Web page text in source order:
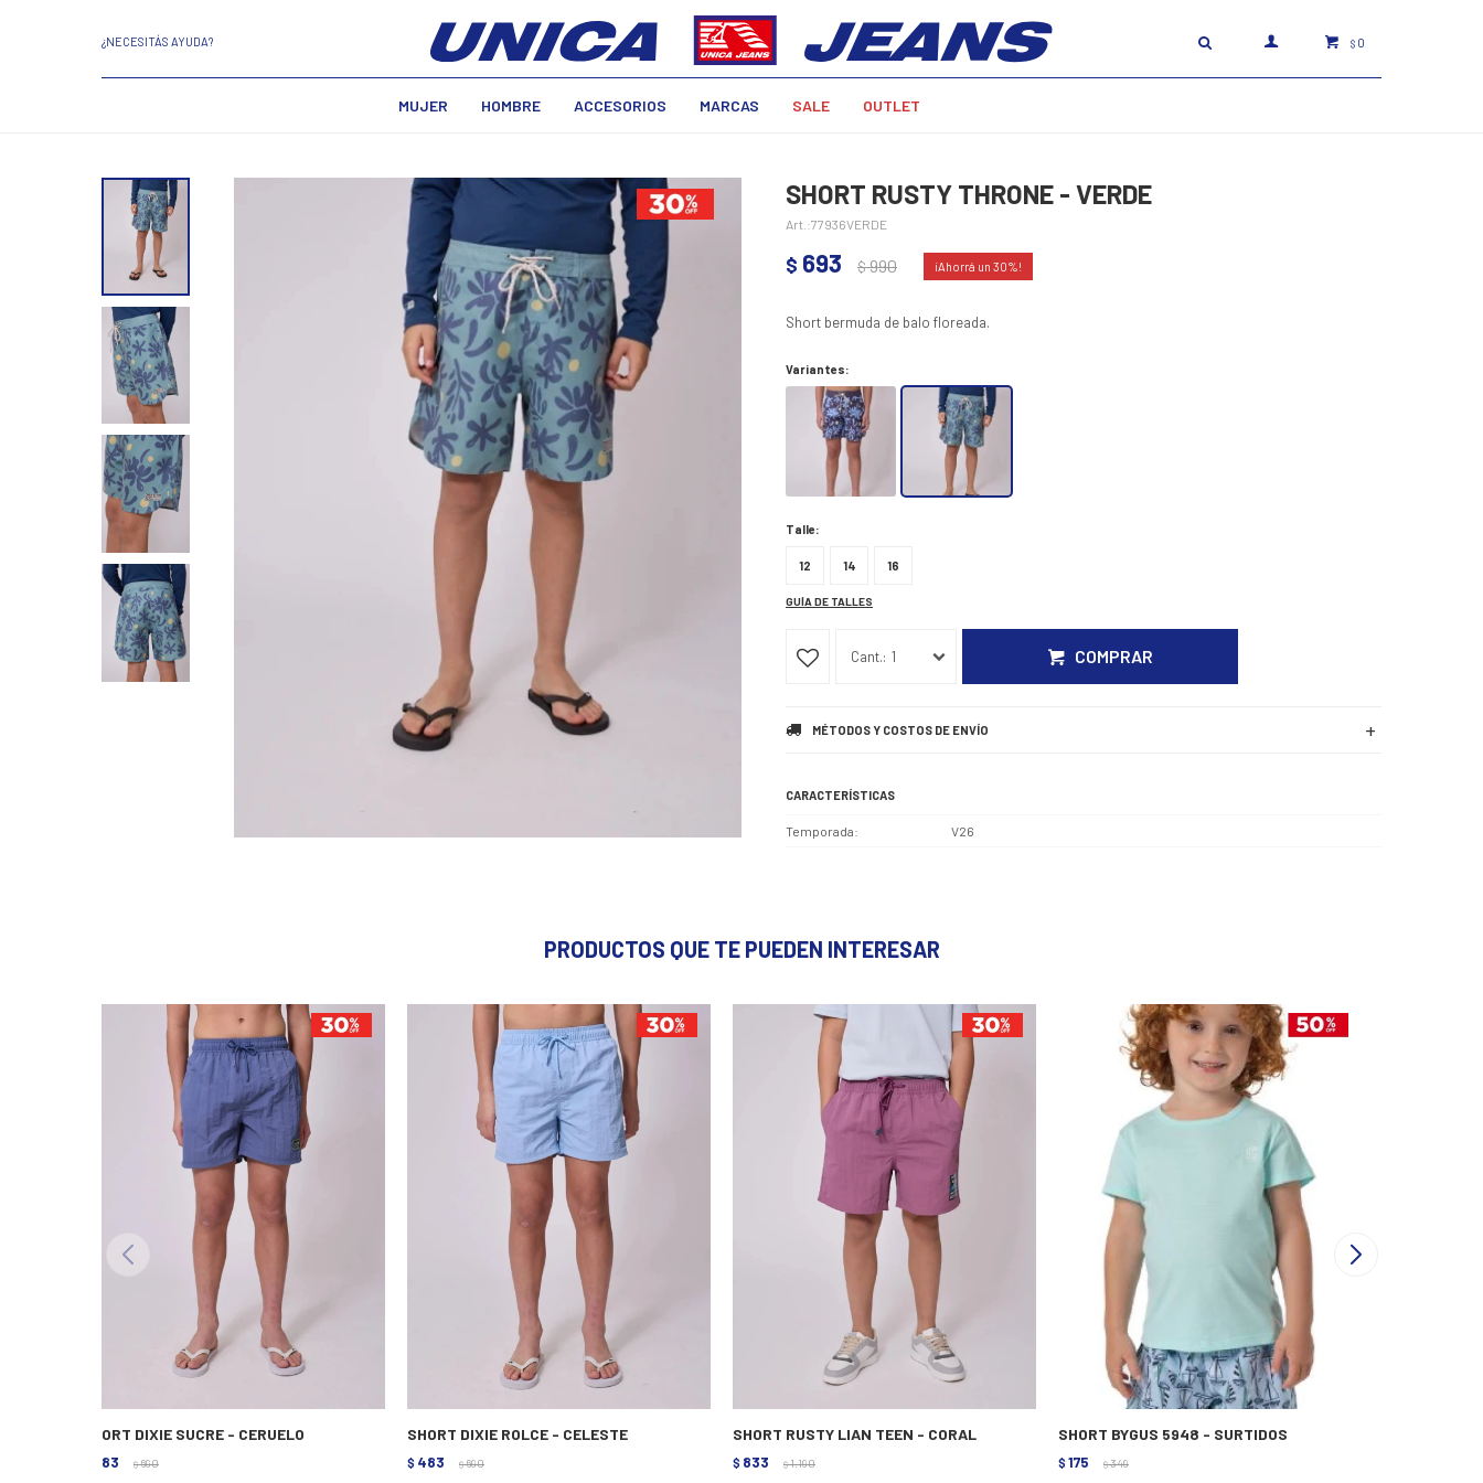
MUJER HOMBRE ACCESORIOS MARCAS SALE OUTLET
$ 0
¿NECESITÁS AYUDA?
SHORT RUSTY THRONE - VERDE
77936VERDE
$ 693 $990 30
Short bermuda de balo floreada.
Variantes:
Talle:
12 14 16
GUÍA DE TALLES
1 COMPRAR
MÉTODOS Y COSTOS DE ENVÍO
CARACTERÍSTICAS
Temporada V26
PRODUCTOS QUE TE PUEDEN INTERESAR
SHORT DIXIE SUCRE - CERUELO
483 $ 690
SHORT DIXIE ROLCE - CELESTE
$ 483 $ 690
SHORT RUSTY LIAN TEEN - CORAL
$ 833 $ 1.190
SHORT BYGUS 5948 - SURTIDOS
$ 175 $ 349